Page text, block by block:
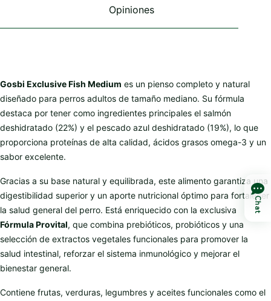
Opiniones
Gosbi Exclusive Fish Medium es un pienso completo y natural
diseñado para perros adultos de tamaño mediano. Su fórmula
destaca por tener como ingredientes principales el salmón
deshidratado (22%) y el pescado azul deshidratado (19%), lo que
proporciona proteínas de alta calidad, ácidos grasos omega-3 y un
sabor excelente.
Gracias a su base natural y equilibrada, este alimento garantiza una
digestibilidad superior y un aporte nutricional óptimo para fortalecer
la salud general del perro. Está enriquecido con la exclusiva
Fórmula Provital, que combina prebióticos, probióticos y una
selección de extractos vegetales funcionales para promover la
salud intestinal, reforzar el sistema inmunológico y mejorar el
bienestar general.
Contiene frutas, verduras, legumbres y aceites funcionales como el
Chat